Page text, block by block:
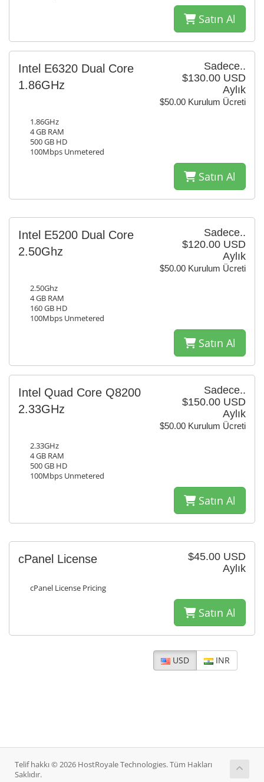
Satın Al
Sadece..
$130.00 USD
Aylık
$50.00 Kurulum Ücreti
Intel E6320 Dual Core
1.86GHz
1.86GHz
4 GB RAM
500 GB HD
100Mbps Unmetered
Satın Al
Sadece..
$120.00 USD
Aylık
$50.00 Kurulum Ücreti
Intel E5200 Dual Core
2.50Ghz
2.50Ghz
4 GB RAM
160 GB HD
100Mbps Unmetered
Satın Al
Sadece..
$150.00 USD
Aylık
$50.00 Kurulum Ücreti
Intel Quad Core Q8200
2.33GHz
2.33GHz
4 GB RAM
500 GB HD
100Mbps Unmetered
Satın Al
$45.00 USD
Aylık
cPanel License
cPanel License Pricing
Satın Al
USD INR
Telif hakkı © 2026 HostRoyale Technologies. Tüm Hakları
Saklıdır.